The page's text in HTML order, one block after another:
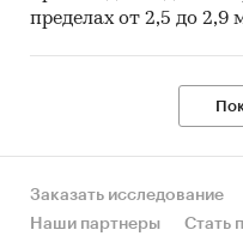
пределах от 2,5 до 2,9
Заказать исследование
Наши партнеры
Стать